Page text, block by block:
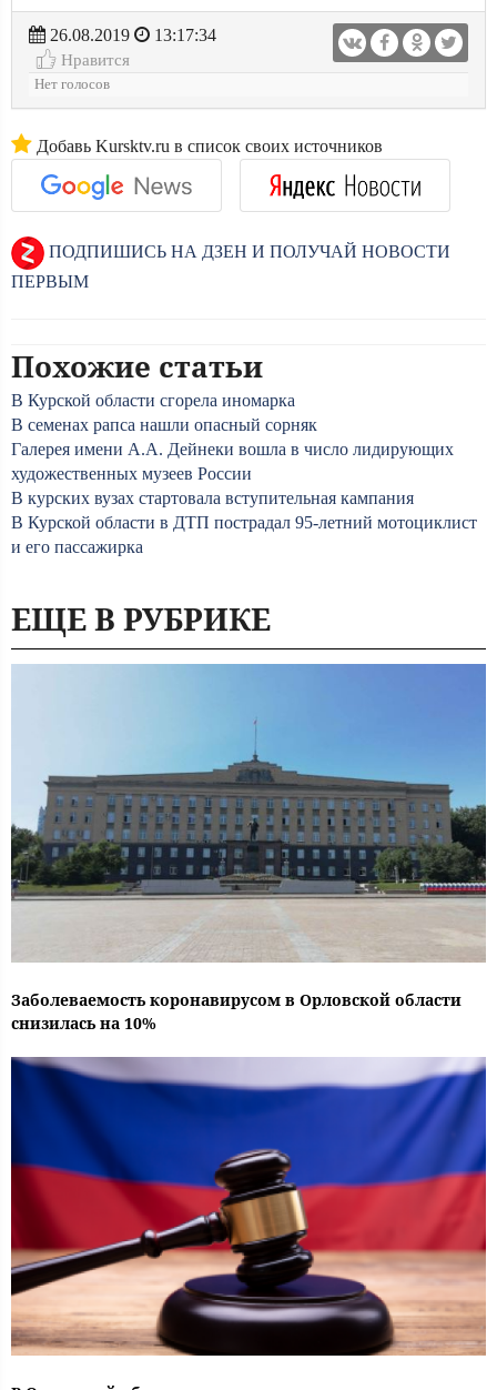
26.08.2019
13:17:34
Нравится
Нет голосов
Добавь Kursktv.ru в список своих источников
ПОДПИШИСЬ НА ДЗЕН И ПОЛУЧАЙ НОВОСТИ
ПЕРВЫМ
Похожие статьи
В Курской области сгорела иномарка
В семенах рапса нашли опасный сорняк
Галерея имени А.А. Дейнеки вошла в число лидирующих
художественных музеев России
В курских вузах стартовала вступительная кампания
В Курской области в ДТП пострадал 95-летний мотоциклист
и его пассажирка
ЕЩЕ В РУБРИКЕ
Заболеваемость коронавирусом в Орловской области
снизилась на 10%